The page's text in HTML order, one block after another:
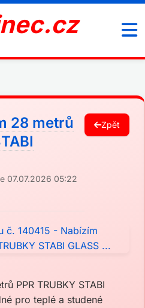
28 metrů
07.07.2026 05:22
Zpět
PPR TRUBKY STABI
pro teplé a studené